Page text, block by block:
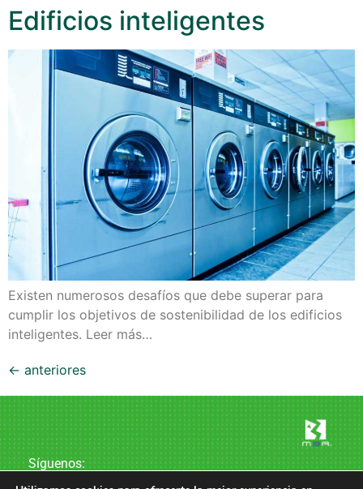
Edificios inteligentes
Existen numerosos desafíos que debe superar para
cumplir los objetivos de sostenibilidad de los edificios
inteligentes. Leer más…
← anteriores
Síguenos: